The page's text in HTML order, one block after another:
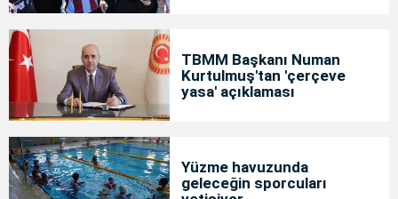
TBMM Başkanı Numan
Kurtulmuş'tan 'çerçeve
yasa' açıklaması
Yüzme havuzunda
geleceğin sporcuları